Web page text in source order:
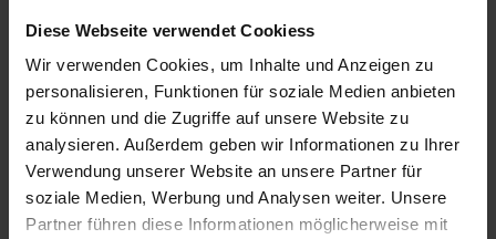
Diese Webseite verwendet Cookiess
Wir verwenden Cookies, um Inhalte und Anzeigen zu
personalisieren, Funktionen für soziale Medien anbieten
zu können und die Zugriffe auf unsere Website zu
analysieren. Außerdem geben wir Informationen zu Ihrer
Verwendung unserer Website an unsere Partner für
soziale Medien, Werbung und Analysen weiter. Unsere
Partner führen diese Informationen möglicherweise mit
abgefüllt in Gläser und Flaschen. „Jedes Glas steht für
sagt Louise. Ihr umfangreiches Sortiment an Aufstrichen,
Chutneys und Getränken zeigt, wie aus überschüssigen
Lebensmitteln etwas Wertvolles entstehen kann.
Entdecke die neuesten Köstlichkeiten
Produktkatalog
oder schau im